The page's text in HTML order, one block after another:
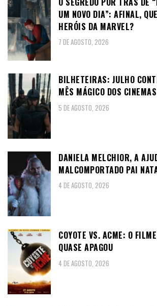
UM NOVO DIA”: AFINAL,
HERÓIS DA MARVEL?
7 DE AGOSTO, 2026
BILHETEIRAS: JULHO
MÊS MÁGICO DOS CINEMAS
5 DE AGOSTO, 2026
DANIELA MELCHIOR, A
MALCOMPORTADO PAI
4 DE AGOSTO, 2026
COYOTE VS. ACME: O
QUASE APAGOU
4 DE AGOSTO, 2026